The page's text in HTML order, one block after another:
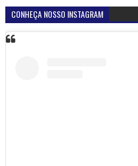
CONHEÇA NOSSO INSTAGRAM